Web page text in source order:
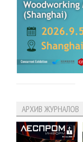
АРХИВ ЖУРНАЛОВ